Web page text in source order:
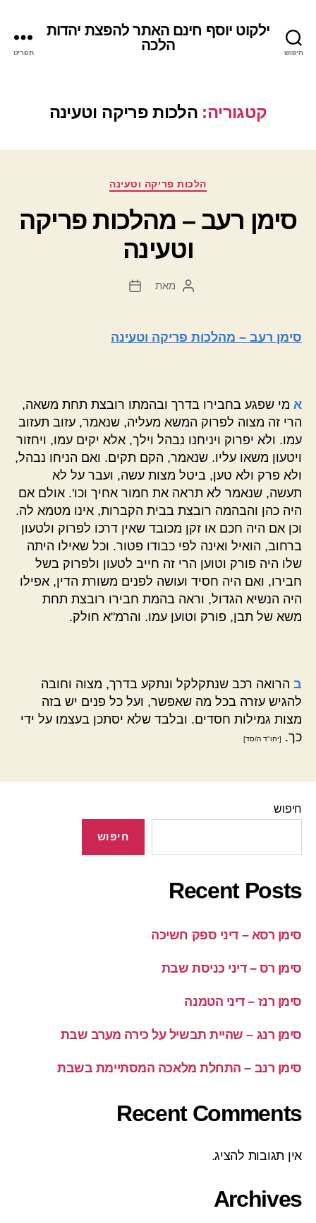
חיפוש
ילקוט יוסף חינם האתר להפצת יהדות
הלכה
תפריט
קטגוריה: הלכות פריקה וטעינה
קטגוריות
הלכות פריקה וטעינה
סימן רעב – מהלכות פריקה
וטעינה
המחבר
מאת
תאריך
סימן רעב – מהלכות פריקה וטעינה
א מי שפגע בחבירו בדרך ובהמתו רובצת תחת משאה,
הרי זה מצוה לפרוק המשא מעליה, שנאמר, עזוב תעזוב
עמו. ולא יפרוק ויניחנו נבהל וילך, אלא יקים עמו, ויחזור
ויטעון משאו עליו. שנאמר, הקם תקים. ואם הניחו נבהל,
ולא פרק ולא טען, ביטל מצות עשה, ועבר על לא
תעשה, שנאמר לא תראה את חמור אחיך וכו'. אולם אם
היה כהן והבהמה רובצת בבית הקברות, אינו מטמא לה.
וכן אם היה חכם או זקן מכובד שאין דרכו לפרוק ולטעון
ברחוב, הואיל ואינה לפי כבודו פטור. וכל שאילו היתה
שלו היה פורק וטוען הרי זה חייב לטעון ולפרוק בשל
חבירו, ואם היה חסיד ועושה לפנים משורת הדין, אפילו
היה הנשיא הגדול, וראה בהמת חבירו רובצת תחת
משא של תבן, פורק וטוען עמו. והרמ"א חולק.
ב הרואה רכב שנתקלקל ונתקע בדרך, מצוה וחובה
להגיש עזרה בכל מה שאפשר, ועל כל פנים יש בזה
מצות גמילות חסדים. ובלבד שלא יסתכן בעצמו על ידי
כך.
[יחו"ד ה/סד]
חיפוש
חיפוש
Recent Posts
סימן רסא – דיני ספק חשיכה
סימן רס – דיני כניסת שבת
סימן רנז – דיני הטמנה
סימן רנג – שהיית תבשיל על כירה מערב שבת
סימן רנב – התחלת מלאכה המסתיימת בשבת
Recent Comments
אין תגובות להציג.
Archives